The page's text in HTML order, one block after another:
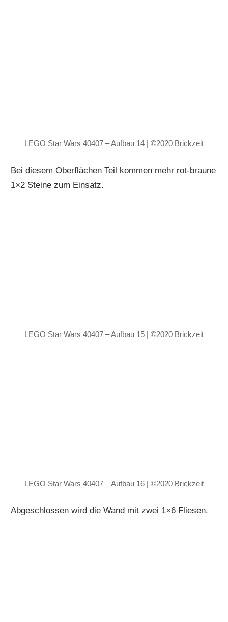
LEGO Star Wars 40407 – Aufbau 14 | ©2020 Brickzeit
Bei diesem Oberflächen Teil kommen mehr rot-braune
1×2 Steine zum Einsatz.
LEGO Star Wars 40407 – Aufbau 15 | ©2020 Brickzeit
LEGO Star Wars 40407 – Aufbau 16 | ©2020 Brickzeit
Abgeschlossen wird die Wand mit zwei 1×6 Fliesen.